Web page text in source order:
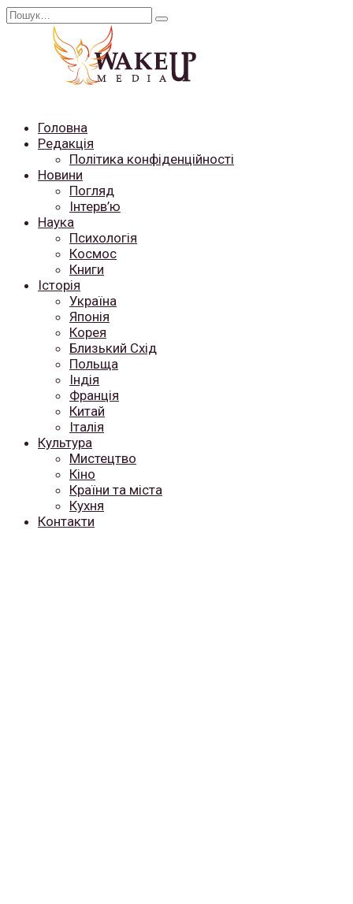
Перейти
Search
Головна
Редакція
Політика конфіденційності
Новини
Погляд
Інтерв’ю
Наука
Психологія
Космос
Книги
Історія
Україна
Японія
Корея
Близький Схід
Польща
Індія
Франція
Китай
Італія
Культура
Мистецтво
Кіно
Країни та міста
Кухня
Контакти